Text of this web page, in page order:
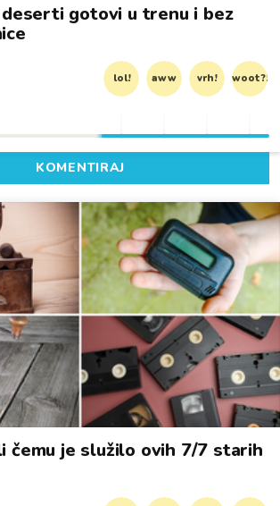
gotovi u trenu i bez
lol! aww vrh! woot?!
KOMENTIRAJ
čemu je služilo ovih 7/7 starih